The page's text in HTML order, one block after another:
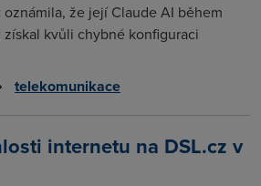
že její Claude AI během
kvůli chybné konfiguraci
telekomunikace
internetu na DSL.cz v